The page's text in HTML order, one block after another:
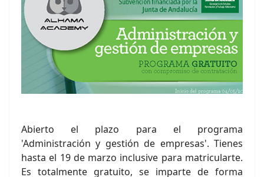
Abierto el plazo para el programa
'Administración y gestión de empresas'. Tienes
hasta el 19 de marzo inclusive para matricularte.
Es totalmente gratuito, se imparte de forma